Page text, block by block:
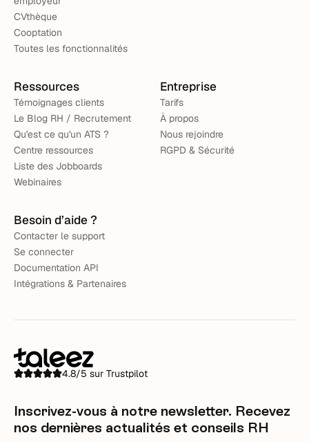
CVthèque
Cooptation
Toutes les fonctionnalités
Ressources
Témoignages clients
Le Blog RH / Recrutement
Qu'est ce qu'un ATS ?
Centre ressources
Liste des Jobboards
Webinaires
Entreprise
Tarifs
À propos
Nous rejoindre
RGPD & Sécurité
Besoin d’aide ?
Contacter le support
Se connecter
Documentation API
Intégrations & Partenaires
4.8/5 sur Trustpilot
Inscrivez-vous à notre newsletter. Recevez
nos dernières actualités et conseils RH